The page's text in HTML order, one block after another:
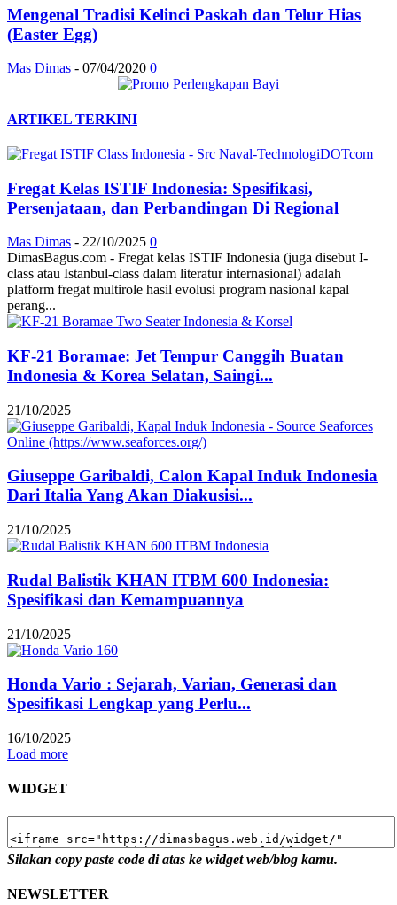
Mengenal Tradisi Kelinci Paskah dan Telur Hias
(Easter Egg)
Mas Dimas - 07/04/2020 0
ARTIKEL TERKINI
Fregat Kelas ISTIF Indonesia: Spesifikasi,
Persenjataan, dan Perbandingan Di Regional
Mas Dimas - 22/10/2025 0
DimasBagus.com - Fregat kelas ISTIF Indonesia (juga disebut I-
class atau Istanbul-class dalam literatur internasional) adalah
platform fregat multirole hasil evolusi program nasional kapal
perang...
KF-21 Boramae: Jet Tempur Canggih Buatan
Indonesia & Korea Selatan, Saingi...
21/10/2025
Giuseppe Garibaldi, Calon Kapal Induk Indonesia
Dari Italia Yang Akan Diakusisi...
21/10/2025
Rudal Balistik KHAN ITBM 600 Indonesia:
Spesifikasi dan Kemampuannya
21/10/2025
Honda Vario : Sejarah, Varian, Generasi dan
Spesifikasi Lengkap yang Perlu...
16/10/2025
Load more
WIDGET
Silakan copy paste code di atas ke widget web/blog kamu.
NEWSLETTER